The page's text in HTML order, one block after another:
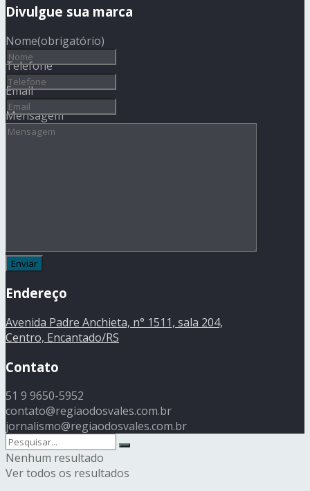
Divulgue sua marca
Nome(obrigatório)
Telefone
Email
Mensagem
Endereço
Avenida Padre Anchieta, n° 1511, sala 204,
Centro, Encantado/RS
Contato
51 9 9650-5952
contato@regiaodosvales.com.br
jornalismo@regiaodosvales.com.br
Nenhum resultado
Ver todos os resultados